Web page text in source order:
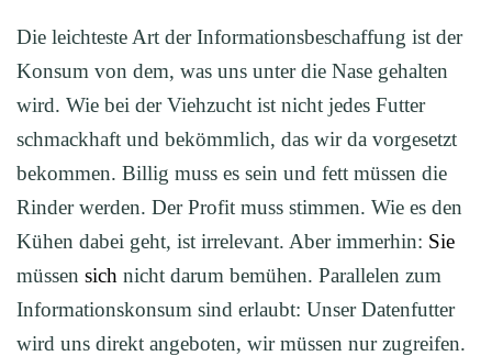
Die leichteste Art der Informationsbeschaffung ist der
Konsum von dem, was uns unter die Nase gehalten
wird. Wie bei der Viehzucht ist nicht jedes Futter
schmackhaft und bekömmlich, das wir da vorgesetzt
bekommen. Billig muss es sein und fett müssen die
Rinder werden. Der Profit muss stimmen. Wie es den
Kühen dabei geht, ist irrelevant. Aber immerhin: Sie
müssen sich nicht darum bemühen. Parallelen zum
Informationskonsum sind erlaubt: Unser Datenfutter
wird uns direkt angeboten, wir müssen nur zugreifen.